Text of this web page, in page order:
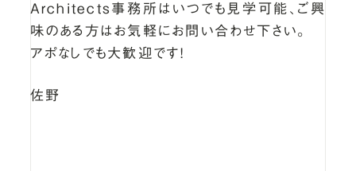
Architects事務所はいつでも見学可能、ご興
味のある方はお気軽にお問い合わせ下さい。
アポなしでも大歓迎です！
佐野